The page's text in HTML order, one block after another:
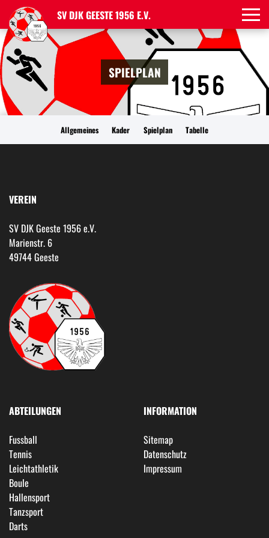
SV DJK GEESTE 1956 E.V.
SPIELPLAN
Allgemeines Kader Spielplan Tabelle
VEREIN
SV DJK Geeste 1956 e.V.
Marienstr. 6
49744 Geeste
ABTEILUNGEN
Fussball
Tennis
Leichtathletik
Boule
Hallensport
Tanzsport
Darts
INFORMATION
Sitemap
Datenschutz
Impressum